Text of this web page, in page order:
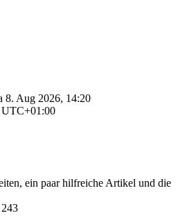
8. Aug 2026, 14:20
UTC+01:00
ein paar hilfreiche Artikel und die
243